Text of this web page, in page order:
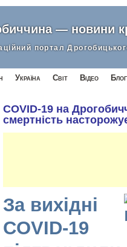
— новини
портал
Україна Світ Відео
COVID-19 на
смертність
За вихідні
COVID-19